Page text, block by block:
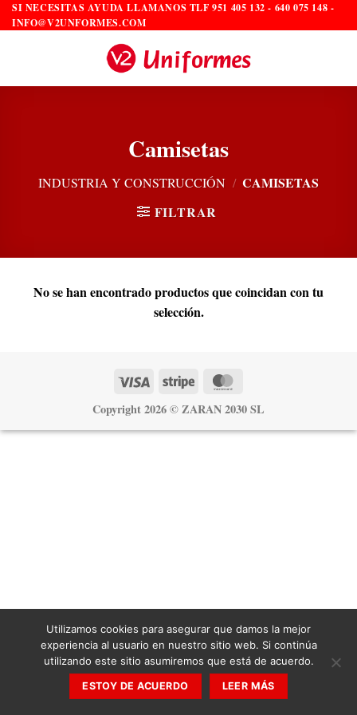
Saltar
al
SI NECESITAS AYUDA LLAMANOS TLF 951 405 132 - 640 075 148 -
INFO@V2UNFORMES.COM
Camisetas
INDUSTRIA Y CONSTRUCCIÓN / CAMISETAS
FILTRAR
No se han encontrado productos que coincidan con tu
selección.
Visa Stripe
Copyright 2026 ©ZARAN 2030 SL
Utilizamos cookies para asegurar que damos la mejor
experiencia al usuario en nuestro sitio web. Si continúa
utilizando este sitio asumiremos que está de acuerdo.
ESTOY DE ACUERDO LEER MÁS